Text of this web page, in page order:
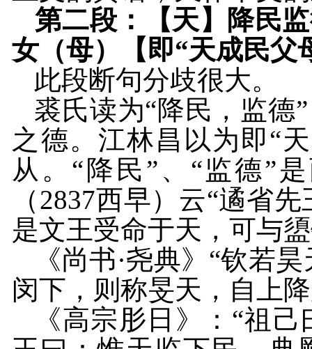
第二段：【天】降民
女（母）【即“天成民父
此段断句分歧很大。
裘氏读为“降民，监德
之德。江林昌以为即“
从。“降民”、“监德”
（2837西早）云“遹省先
是文王受命于天，可与
《尚书·尧典》“钦若
闵下，则称旻天，自上
《高宗肜日》：“祖